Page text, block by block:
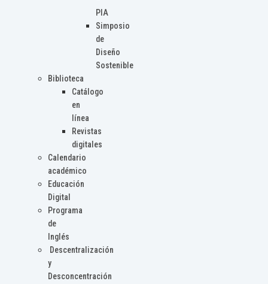
PIA
Simposio
de
Diseño
Sostenible
Biblioteca
Catálogo
en
línea
Revistas
digitales
Calendario
académico
Educación
Digital
Programa
de
Inglés
Descentralización
y
Desconcentración